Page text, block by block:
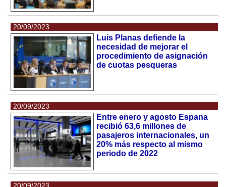
20/09/2023
Luis Planas defiende la
necesidad de mejorar el
procedimiento de asignación
de cuotas pesqueras
20/09/2023
Entre enero y agosto Espana
recibió 63,6 millones de
pasajeros internacionales, un
20% más respecto al mismo
periodo de 2022